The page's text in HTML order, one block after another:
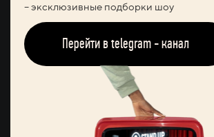
– эксклюзивные подборки шоу
Перейти в telegram - канал